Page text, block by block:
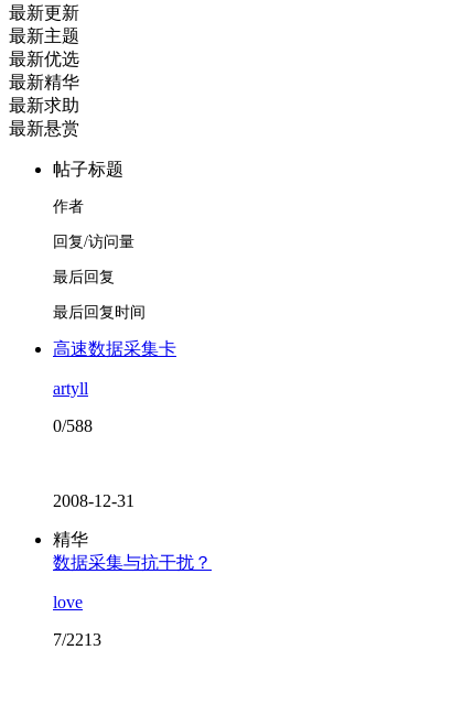
最新更新
最新主题
最新优选
最新精华
最新求助
最新悬赏
帖子标题
作者
回复/访问量
最后回复
最后回复时间
高速数据采集卡
artyll
0/588
2008-12-31
精华
数据采集与抗干扰？
love
7/2213